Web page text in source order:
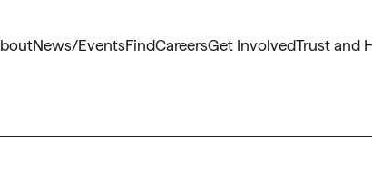
News/EventsFindCareersGet InvolvedTrust and